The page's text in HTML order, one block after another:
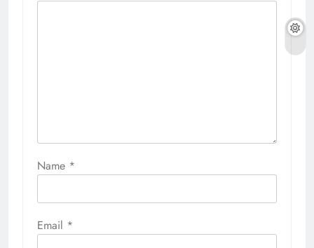
Name *
Email *